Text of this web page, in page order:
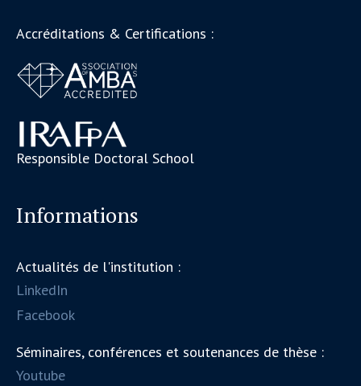
Accréditations & Certifications :
Responsible Doctoral School
Informations
Actualités de l'institution :
LinkedIn
Facebook
Séminaires, conférences et soutenances de thèse :
Youtube